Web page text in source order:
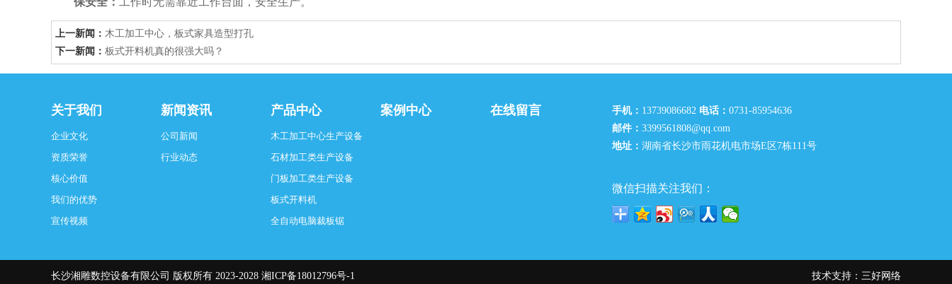
上一新闻： 木工加工中心，板式家具造型打孔
下一新闻： 板式开料机真的很强大吗？
关于我们
企业文化
资质荣誉
核心价值
我们的优势
宣传视频
新闻资讯
公司新闻
行业动态
产品中心
木工加工中心生产设备
石材加工类生产设备
门板加工类生产设备
板式开料机
全自动电脑裁板锯
案例中心 在线留言 手机： 13739086682 电话： 0731-85954636
邮件： 3399561808@qq.com
地址： 湖南省长沙市雨花机电市场E区7栋111号
微信扫描关注我们：
技术支持： 三好网络
长沙湘雕数控设备有限公司 版权所有 2023-2028 湘ICP备18012796号-1